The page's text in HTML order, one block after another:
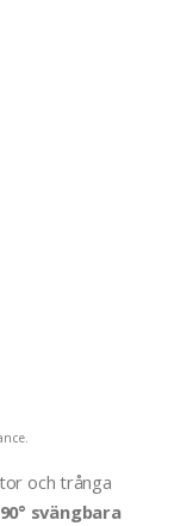
och trånga
svängbara